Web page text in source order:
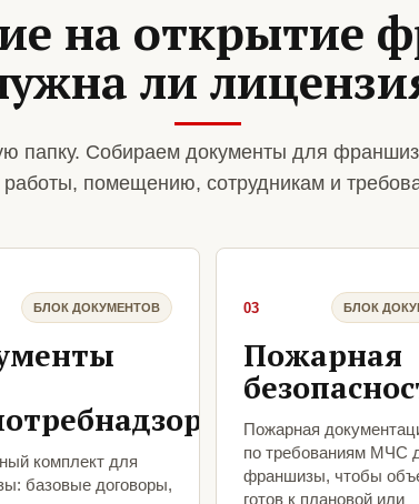
на открытие
ли
папку. Собираем документы для
работы, помещению, сотрудникам и
БЛОК ДОКУМЕНТОВ
комплект для
базовые договоры,
03 БЛОК
Пожарная
Пожарная
по требованиям МЧС
франшизы, чтобы
готов к плановой или